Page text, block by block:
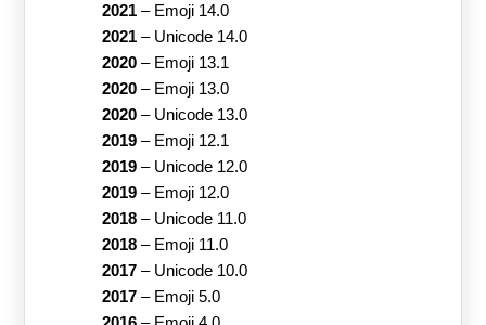
2021– Emoji 14.0
2021– Unicode 14.0
2020– Emoji 13.1
2020– Emoji 13.0
2020– Unicode 13.0
2019– Emoji 12.1
2019– Unicode 12.0
2019– Emoji 12.0
2018– Unicode 11.0
2018– Emoji 11.0
2017– Unicode 10.0
2017– Emoji 5.0